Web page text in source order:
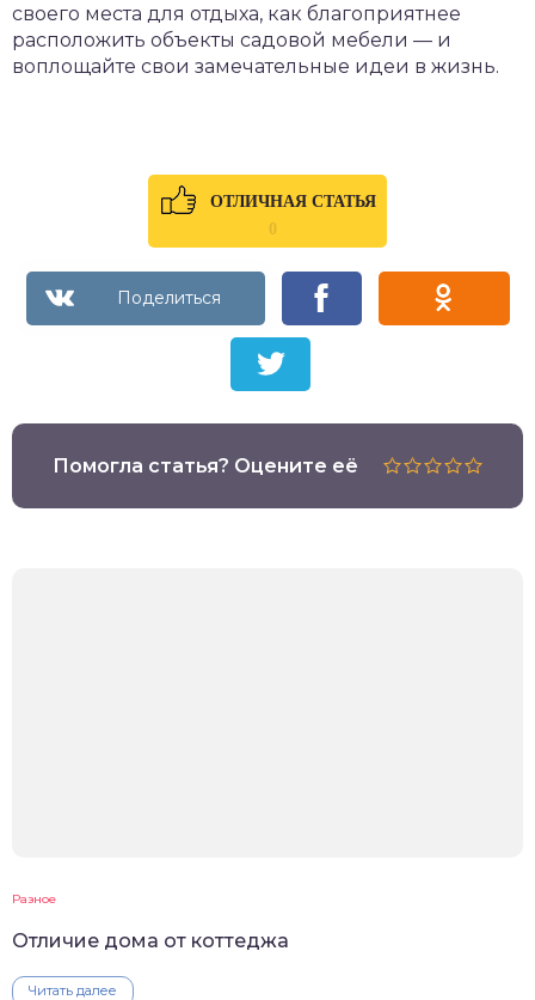
своего места для отдыха, как благоприятнее
расположить объекты садовой мебели — и
воплощайте свои замечательные идеи в жизнь.
ОТЛИЧНАЯ СТАТЬЯ
0
Помогла статья? Оцените её
Разное
Отличие дома от коттеджа
Читать далее